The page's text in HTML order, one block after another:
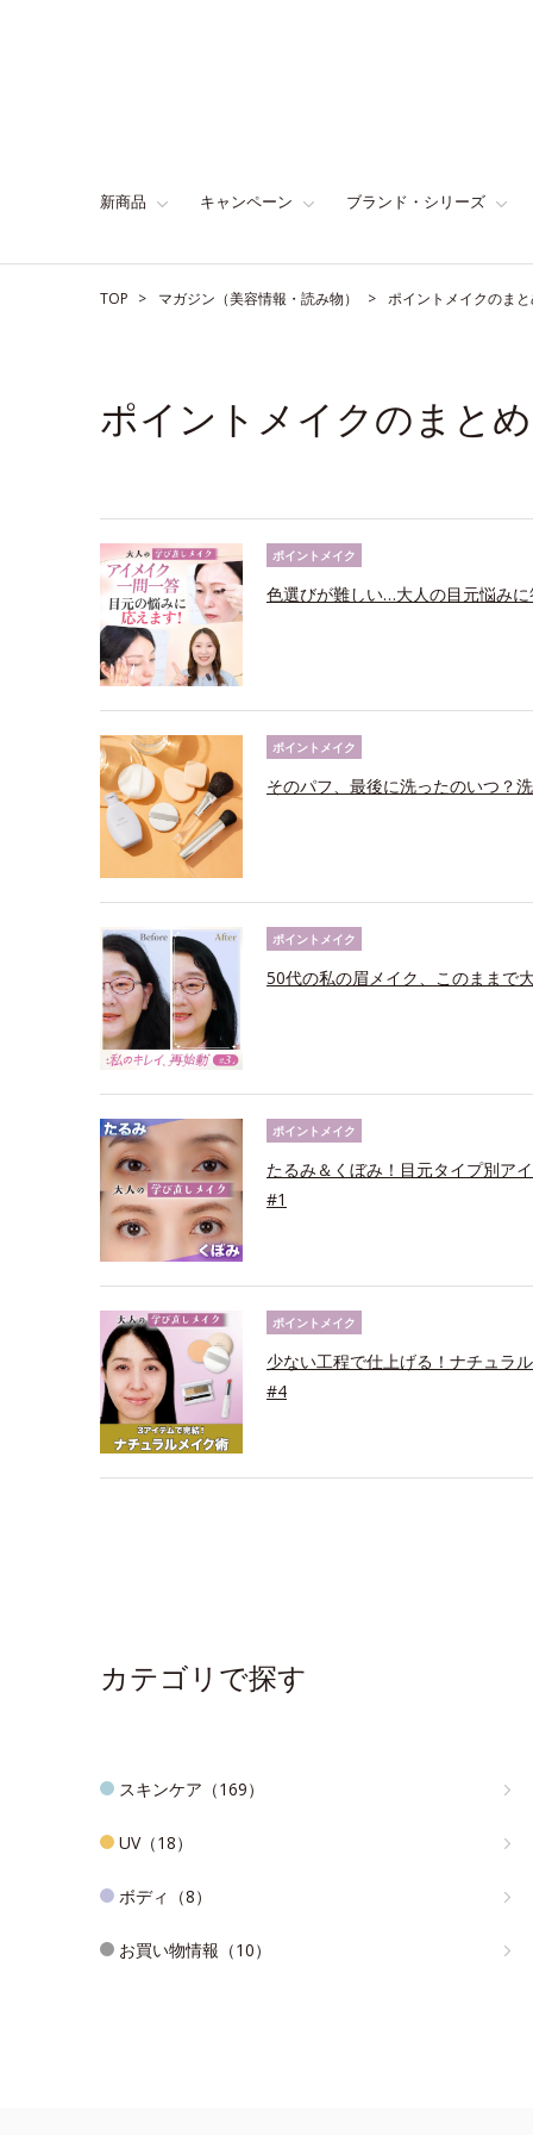
新商品 キャンペーン ブランド・シリーズ
TOP マガジン（美容情報・読み物） ポイントメイクのま
ポイントメイクのまとめ
ポイントメイク
色選びが難しい…大人の目元悩み
ポイントメイク
そのパフ、最後に洗ったのいつ？
ポイントメイク
50代の私の眉メイク、このままで
ポイントメイク
たるみ＆くぼみ！目元タイプ別ア
#1
ポイントメイク
少ない工程で仕上げる！ナチュラ
#4
カテゴリで探す
スキンケア（169）
UV（18）
ボディ（8）
お買い物情報（10）